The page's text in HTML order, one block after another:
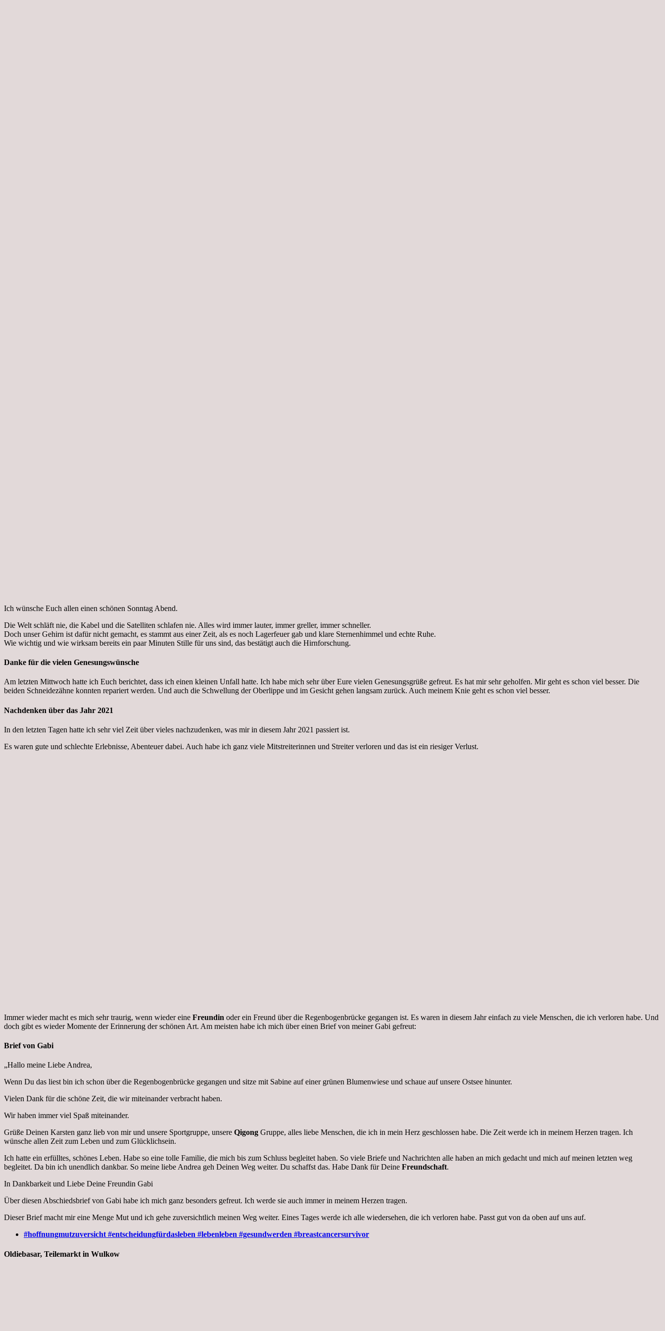
Ich wünsche Euch allen einen schönen Sonntag Abend.
Die Welt schläft nie, die Kabel und die Satelliten schlafen nie. Alles wird immer lauter, immer greller, immer schneller.
Doch unser Gehirn ist dafür nicht gemacht, es stammt aus einer Zeit, als es noch Lagerfeuer gab und klare Sternenhimmel und echte Ruhe.
Wie wichtig und wie wirksam bereits ein paar Minuten Stille für uns sind, das bestätigt auch die Hirnforschung.
Danke für die vielen Genesungswünsche
Am letzten Mittwoch hatte ich Euch berichtet, dass ich einen kleinen Unfall hatte. Ich habe mich sehr über Eure vielen Genesungsgrüße gefreut. Es hat mir sehr geholfen. Mir geht es schon viel besser. Die
beiden Schneidezähne konnten repariert werden. Und auch die Schwellung der Oberlippe und im Gesicht gehen langsam zurück. Auch meinem Knie geht es schon viel besser.
Nachdenken über das Jahr 2021
In den letzten Tagen hatte ich sehr viel Zeit über vieles nachzudenken, was mir in diesem Jahr 2021 passiert ist.
Es waren gute und schlechte Erlebnisse, Abenteuer dabei. Auch habe ich ganz viele Mitstreiterinnen und Streiter verloren und das ist ein riesiger Verlust.
Immer wieder macht es mich sehr traurig, wenn wieder eine Freundin oder ein Freund über die Regenbogenbrücke gegangen ist. Es waren in diesem Jahr einfach zu viele Menschen, die ich verloren habe. Und
doch gibt es wieder Momente der Erinnerung der schönen Art. Am meisten habe ich mich über einen Brief von meiner Gabi gefreut:
Brief von Gabi
„Hallo meine Liebe Andrea,
Wenn Du das liest bin ich schon über die Regenbogenbrücke gegangen und sitze mit Sabine auf einer grünen Blumenwiese und schaue auf unsere Ostsee hinunter.
Vielen Dank für die schöne Zeit, die wir miteinander verbracht haben.
Wir haben immer viel Spaß miteinander.
Grüße Deinen Karsten ganz lieb von mir und unsere Sportgruppe, unsere Qigong Gruppe, alles liebe Menschen, die ich in mein Herz geschlossen habe. Die Zeit werde ich in meinem Herzen tragen. Ich
wünsche allen Zeit zum Leben und zum Glücklichsein.
Ich hatte ein erfülltes, schönes Leben. Habe so eine tolle Familie, die mich bis zum Schluss begleitet haben. So viele Briefe und Nachrichten alle haben an mich gedacht und mich auf meinen letzten weg
begleitet. Da bin ich unendlich dankbar. So meine liebe Andrea geh Deinen Weg weiter. Du schaffst das. Habe Dank für Deine Freundschaft.
In Dankbarkeit und Liebe Deine Freundin Gabi
Über diesen Abschiedsbrief von Gabi habe ich mich ganz besonders gefreut. Ich werde sie auch immer in meinem Herzen tragen.
Dieser Brief macht mir eine Menge Mut und ich gehe zuversichtlich meinen Weg weiter. Eines Tages werde ich alle wiedersehen, die ich verloren habe. Passt gut von da oben auf uns auf.
#hoffnungmutzuversicht #entscheidungfürdasleben #lebenleben #gesundwerden #breastcancersurvivor
Oldiebasar, Teilemarkt in Wulkow